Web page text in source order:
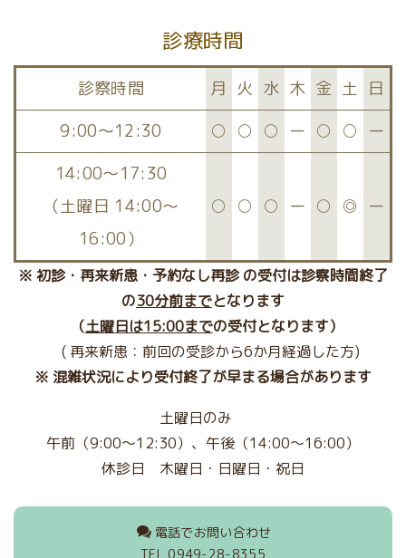
診療時間
診察時間 月 火 水 木 金 土 日
9:00～12:30
○ ○ ○ ー ○ ○ ー
14:00〜17:30
（土曜日 14:00～
16:00）
○ ○ ○ ー ○ ◎ ー
※ 初診・再来新患・予約なし再診 の受付は診察時間終了
の30分前までとなります
（土曜日は15:00までの受付となります）
( 再来新患：前回の受診から6か月経過した方)
※ 混雑状況により受付終了が早まる場合があります
土曜日のみ
午前（9:00～12:30）、午後（14:00～16:00）
休診日 木曜日・ 日曜日・祝日
電話でお問い合わせ
TEL 0949-28-8355